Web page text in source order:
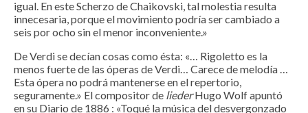
igual. En este Scherzo de Chaikovski, tal molestia resulta
innecesaria, porque el movimiento podría ser cambiado a
seis por ocho sin el menor inconveniente.»
De Verdi se decían cosas como ésta: «… Rigoletto es la
menos fuerte de las óperas de Verdi… Carece de melodía …
Esta ópera no podrá mantenerse en el repertorio,
seguramente.» El compositor de liederHugo Wolf apuntó
en su Diario de 1886 : «Toqué la música del desvergonzado